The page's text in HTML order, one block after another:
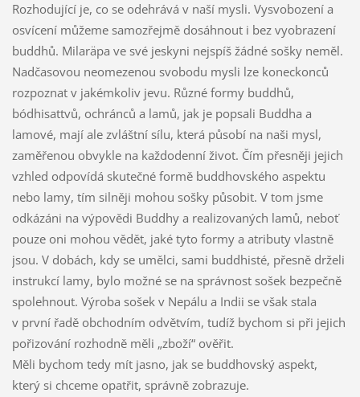
Rozhodující je, co se odehrává v naší mysli. Vysvobození a
osvícení můžeme samozřejmě dosáhnout i bez vyobrazení
buddhů. Milaräpa ve své jeskyni nejspíš žádné sošky neměl.
Nadčasovou neomezenou svobodu mysli lze koneckonců
rozpoznat v jakémkoliv jevu. Různé formy buddhů,
bódhisattvů, ochránců a lamů, jak je popsali Buddha a
lamové, mají ale zvláštní sílu, která působí na naši mysl,
zaměřenou obvykle na každodenní život. Čím přesněji jejich
vzhled odpovídá skutečné formě buddhovského aspektu
nebo lamy, tím silněji mohou sošky působit. V tom jsme
odkázáni na výpovědi Buddhy a realizovaných lamů, neboť
pouze oni mohou vědět, jaké tyto formy a atributy vlastně
jsou. V dobách, kdy se umělci, sami buddhisté, přesně drželi
instrukcí lamy, bylo možné se na správnost sošek bezpečně
spolehnout. Výroba sošek v Nepálu a Indii se však stala
v první řadě obchodním odvětvím, tudíž bychom si při jejich
pořizování rozhodně měli „zboží“ ověřit.
Měli bychom tedy mít jasno, jak se buddhovský aspekt,
který si chceme opatřit, správně zobrazuje.